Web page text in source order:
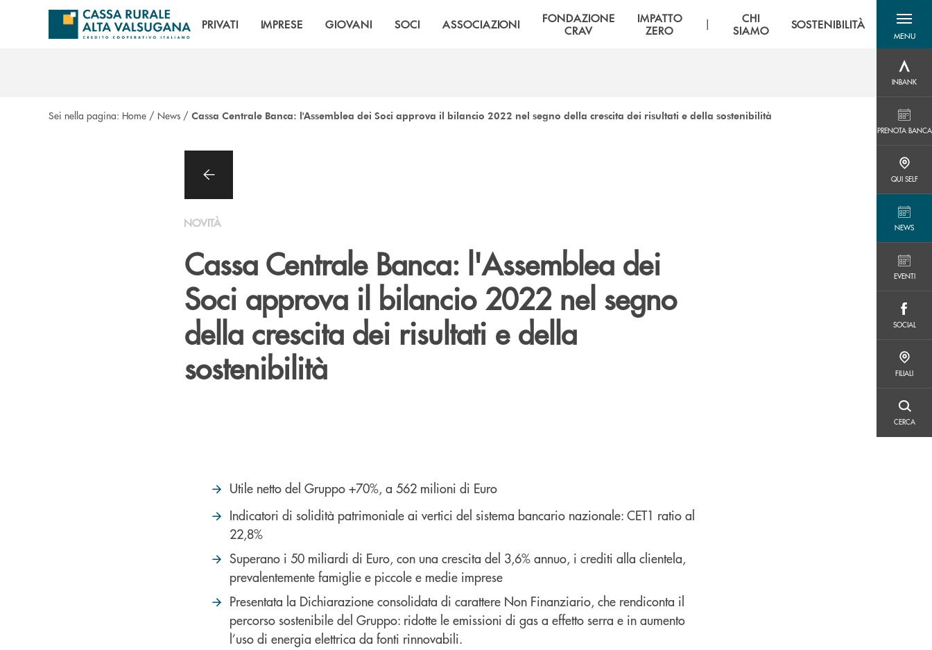
Salta al contenuto principale
PRIVATI IMPRESE GIOVANI SOCI ASSOCIAZIONI
FONDAZIONE
CRAV
IMPATTO
ZERO
|
CHI
SIAMO
SOSTENIBILITÀ
MENU
menu
INBANK
PRENOTA BANCA
PRENOTA BANCA
QUI SELF
NEWS
EVENTI
SOCIAL
FILIALI
CERCA
Sei nella pagina: Home / News / Cassa Centrale Banca: l'Assemblea dei Soci approva il bilancio 2022 nel segno della crescita dei risultati e della sostenibilità
NOVITÀ
Cassa Centrale Banca: l'Assemblea dei
Soci approva il bilancio 2022 nel segno
della crescita dei risultati e della
sostenibilità
Utile netto del Gruppo +70%, a 562 milioni di Euro
Indicatori di solidità patrimoniale ai vertici del sistema bancario nazionale: CET1 ratio al
22,8%
Superano i 50 miliardi di Euro, con una crescita del 3,6% annuo, i crediti alla clientela,
prevalentemente famiglie e piccole e medie imprese
Presentata la Dichiarazione consolidata di carattere Non Finanziario, che rendiconta il
percorso sostenibile del Gruppo: ridotte le emissioni di gas a effetto serra e in aumento
l’uso di energia elettrica da fonti rinnovabili.